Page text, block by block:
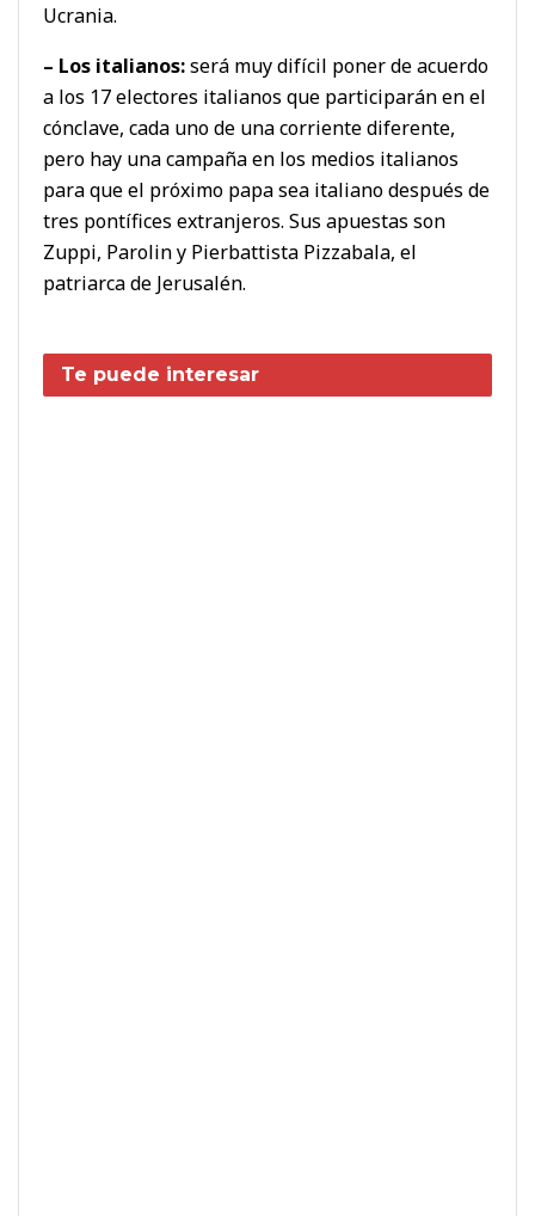
Ucrania.
– Los italianos:será muy difícil poner de acuerdo
a los 17 electores italianos que participarán en el
cónclave, cada uno de una corriente diferente,
pero hay una campaña en los medios italianos
para que el próximo papa sea italiano después de
tres pontífices extranjeros. Sus apuestas son
Zuppi, Parolin y Pierbattista Pizzabala, el
patriarca de Jerusalén.
Te puede interesar